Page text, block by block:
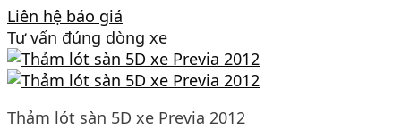
Liên hệ báo giá
Tư vấn đúng dòng xe
Thảm lót sàn 5D xe Previa 2012